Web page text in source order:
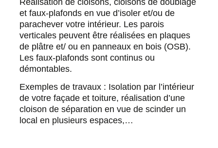
et faux-plafonds en vue d’isoler et/ou de
parachever votre intérieur. Les parois
verticales peuvent être réalisées en plaques
de plâtre et/ ou en panneaux en bois (OSB).
Les faux-plafonds sont continus ou
démontables.
Exemples de travaux : Isolation par l’intérieur
de votre façade et toiture, réalisation d’une
cloison de séparation en vue de scinder un
local en plusieurs espaces,…